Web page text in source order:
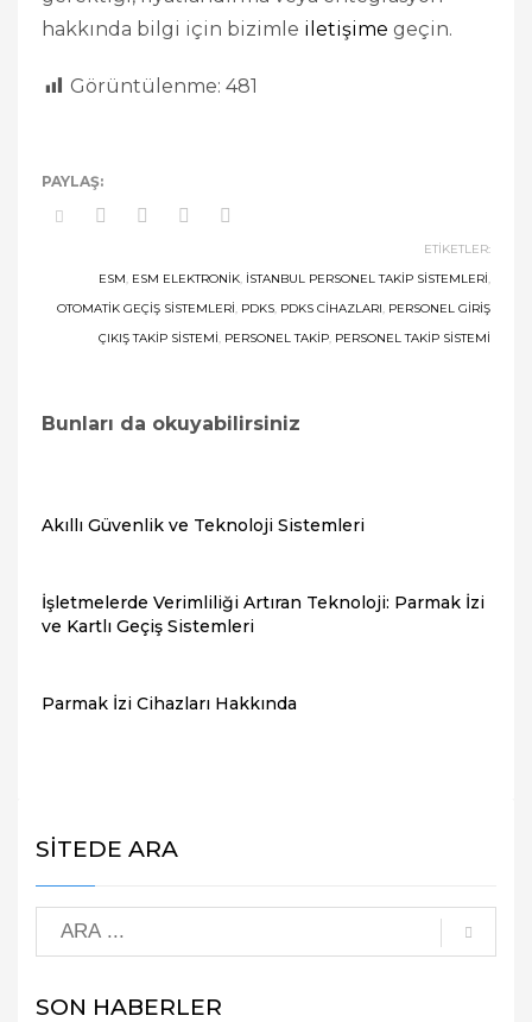
hakkında bilgi için bizimle iletişime geçin.
Görüntülenme: 481
ETIKETLER:
ESM, ESM ELEKTRONIK, İSTANBUL PERSONEL TAKIP SISTEMLERI,
OTOMATIK GEÇIŞ SISTEMLERI, PDKS, PDKS CIHAZLARI, PERSONEL GIRIŞ
ÇIKIŞ TAKIP SISTEMI, PERSONEL TAKIP, PERSONEL TAKIP SISTEMI
Bunları da okuyabilirsiniz
Akıllı Güvenlik ve Teknoloji Sistemleri
İşletmelerde Verimliliği Artıran Teknoloji: Parmak İzi
ve Kartlı Geçiş Sistemleri
Parmak İzi Cihazları Hakkında
SİTEDE ARA
SON HABERLER